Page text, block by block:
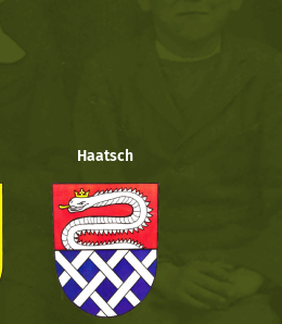
Haatsch